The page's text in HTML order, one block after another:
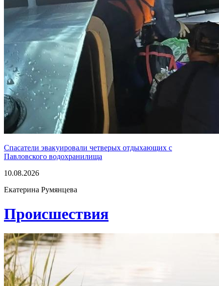
Спасатели эвакуировали четверых отдыхающих с
Павловского водохранилища
10.08.2026
Екатерина Румянцева
Проиcшествия